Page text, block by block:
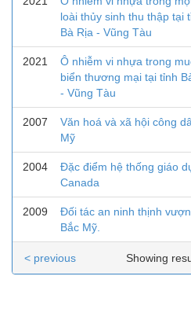
loài thủy sinh thu thập tại
Bà Rịa - Vũng Tàu
2021
Ô nhiễm vi nhựa trong
biển thương mại tại tỉnh
- Vũng Tàu
2007
Văn hoá và xã hội công
Mỹ
2004
Đặc điểm hệ thống giáo
Canada
2009
Đối tác an ninh thịnh
Bắc Mỹ.
Showing
< previous